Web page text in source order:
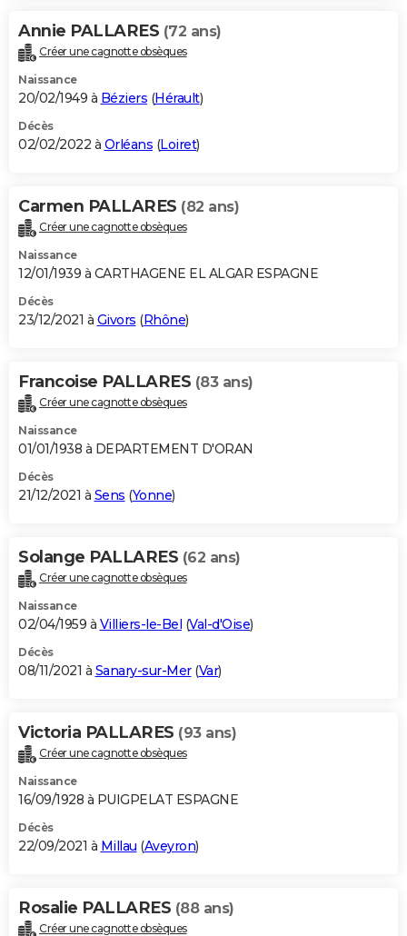
Annie PALLARES (72 ans)
Créer une cagnotte obsèques
Naissance
20/02/1949 à Béziers (Hérault)
Décès
02/02/2022 à Orléans (Loiret)
Carmen PALLARES (82 ans)
Créer une cagnotte obsèques
Naissance
12/01/1939 à CARTHAGENE EL ALGAR ESPAGNE
Décès
23/12/2021 à Givors (Rhône)
Francoise PALLARES (83 ans)
Créer une cagnotte obsèques
Naissance
01/01/1938 à DEPARTEMENT D'ORAN
Décès
21/12/2021 à Sens (Yonne)
Solange PALLARES (62 ans)
Créer une cagnotte obsèques
Naissance
02/04/1959 à Villiers-le-Bel (Val-d'Oise)
Décès
08/11/2021 à Sanary-sur-Mer(Var)
Victoria PALLARES (93 ans)
Créer une cagnotte obsèques
Naissance
16/09/1928 à PUIGPELAT ESPAGNE
Décès
22/09/2021 à Millau (Aveyron)
Rosalie PALLARES (88 ans)
Créer une cagnotte obsèques